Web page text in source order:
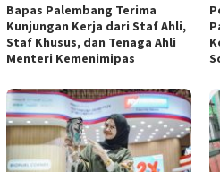
Bapas Palembang Terima
Kunjungan Kerja dari Staf Ahli,
Staf Khusus, dan Tenaga Ahli
Menteri Kemenimipas